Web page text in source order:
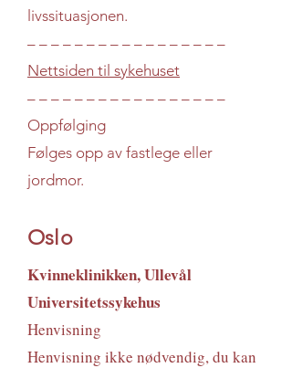
livssituasjonen.
– – – – – – – – – – – – – – – – –
Nettsiden til sykehuset
– – – – – – – – – – – – – – – – –
Oppfølging
Følges opp av fastlege eller
jordmor.
Oslo
Kvinneklinikken, Ullevål
Universitetssykehus
Henvisning
Henvisning ikke nødvendig, du kan